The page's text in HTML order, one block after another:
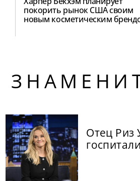
покорить рынок США своим
новым косметическим
Отец Риз